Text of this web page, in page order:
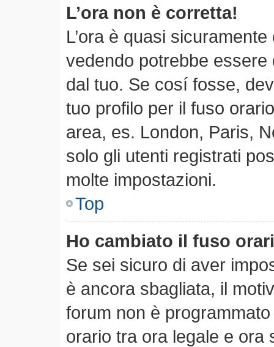
L’ora non è corretta!
L’ora è quasi
vedendo potrebbe
dal tuo. Se cosí fosse,
tuo profilo per il fuso
area, es. London, Paris,
solo gli utenti registrati
molte impostazioni.
Top
Ho cambiato il fuso
Se sei sicuro di aver
è ancora sbagliata, il
forum non è
orario tra ora legale e ora